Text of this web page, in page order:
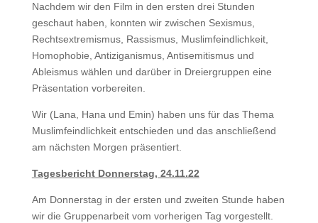
Nachdem wir den Film in den ersten drei Stunden
geschaut haben, konnten wir zwischen Sexismus,
Rechtsextremismus, Rassismus, Muslimfeindlichkeit,
Homophobie, Antiziganismus, Antisemitismus und
Ableismus wählen und darüber in Dreiergruppen eine
Präsentation vorbereiten.
Wir (Lana, Hana und Emin) haben uns für das Thema
Muslimfeindlichkeit entschieden und das anschließend
am nächsten Morgen präsentiert.
Tagesbericht Donnerstag, 24.11.22
Am Donnerstag in der ersten und zweiten Stunde haben
wir die Gruppenarbeit vom vorherigen Tag vorgestellt.